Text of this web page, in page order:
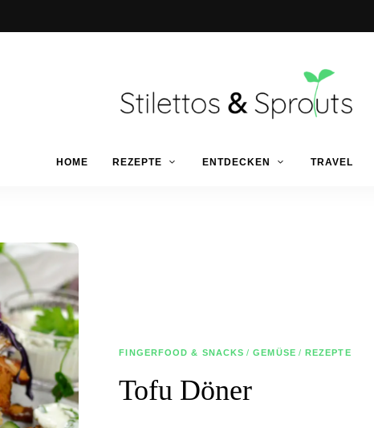
Stilettos
Food
Blog
HOME REZEPTE ENTDECKEN TRAVEL
FINGERFOOD & SNACKS / GEMÜSE / REZEPTE
Tofu Döner